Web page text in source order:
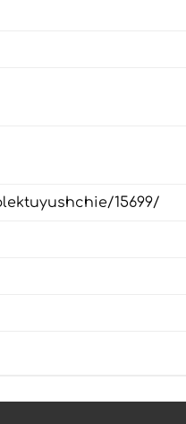
15699/